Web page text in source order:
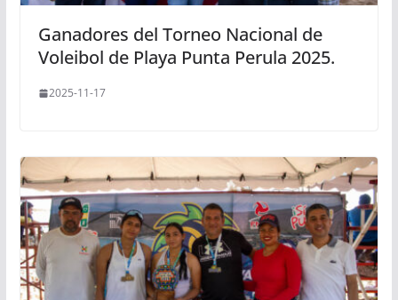
Ganadores del Torneo Nacional de
Voleibol de Playa Punta Perula 2025.
2025-11-17